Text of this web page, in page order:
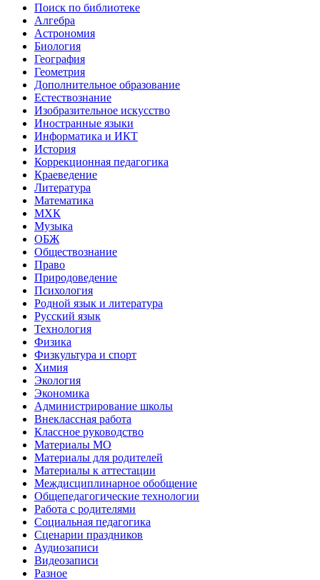
Поиск по библиотеке
Алгебра
Астрономия
Биология
География
Геометрия
Дополнительное образование
Естествознание
Изобразительное искусство
Иностранные языки
Информатика и ИКТ
История
Коррекционная педагогика
Краеведение
Литература
Математика
МХК
Музыка
ОБЖ
Обществознание
Право
Природоведение
Психология
Родной язык и литература
Русский язык
Технология
Физика
Физкультура и спорт
Химия
Экология
Экономика
Администрирование школы
Внеклассная работа
Классное руководство
Материалы МО
Материалы для родителей
Материалы к аттестации
Междисциплинарное обобщение
Общепедагогические технологии
Работа с родителями
Социальная педагогика
Сценарии праздников
Аудиозаписи
Видеозаписи
Разное